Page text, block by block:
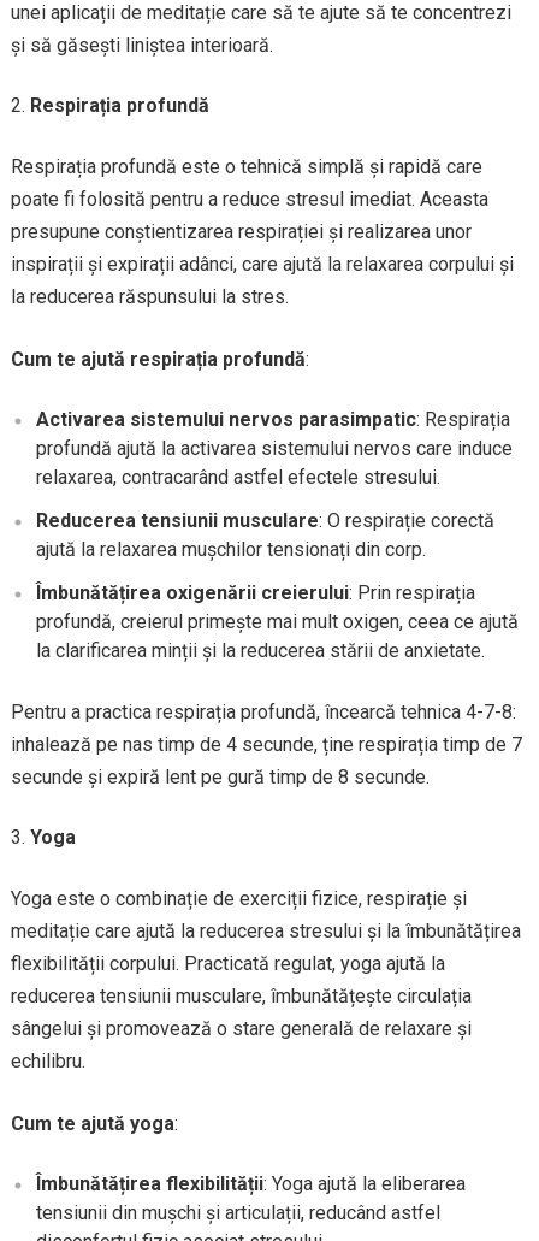
unei aplicații de meditație care să te ajute să te concentrezi
și să găsești liniștea interioară.
Respirația profundă
Respirația profundă este o tehnică simplă și rapidă care
poate fi folosită pentru a reduce stresul imediat. Aceasta
presupune conștientizarea respirației și realizarea unor
inspirații și expirații adânci, care ajută la relaxarea corpului și
la reducerea răspunsului la stres.
Cum te ajută respirația profundă:
Activarea sistemului nervos parasimpatic: Respirația
profundă ajută la activarea sistemului nervos care induce
relaxarea, contracarând astfel efectele stresului.
Reducerea tensiunii musculare: O respirație corectă
ajută la relaxarea mușchilor tensionați din corp.
Îmbunătățirea oxigenării creierului: Prin respirația
profundă, creierul primește mai mult oxigen, ceea ce ajută
la clarificarea minții și la reducerea stării de anxietate.
Pentru a practica respirația profundă, încearcă tehnica 4-7-8:
inhalează pe nas timp de 4 secunde, ține respirația timp de 7
secunde și expiră lent pe gură timp de 8 secunde.
Yoga
Yoga este o combinație de exerciții fizice, respirație și
meditație care ajută la reducerea stresului și la îmbunătățirea
flexibilității corpului. Practicată regulat, yoga ajută la
reducerea tensiunii musculare, îmbunătățește circulația
sângelui și promovează o stare generală de relaxare și
echilibru.
Cum te ajută yoga:
Îmbunătățirea flexibilității: Yoga ajută la eliberarea
tensiunii din mușchi și articulații, reducând astfel